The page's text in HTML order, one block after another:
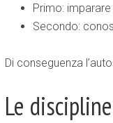
Primo:
Secondo:
Di conseguenza
Le